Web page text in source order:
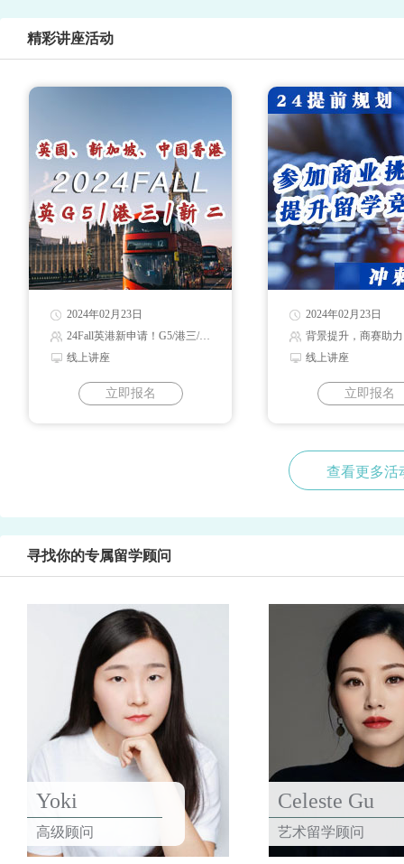
精彩讲座活动
2024年02月23日
24Fall英港新申请！G5/港三/新二录取解读
线上讲座
立即报名
2024年02月23日
背景提升，商赛助力
线上讲座
立即报名
查看更多活
寻找你的专属留学顾问
Yoki
高级顾问
Celeste Gu
艺术留学顾问